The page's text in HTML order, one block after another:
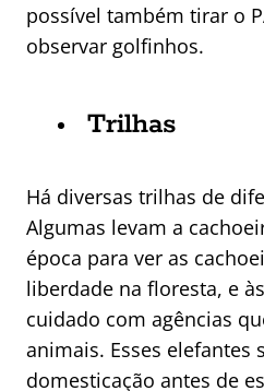
possível também tirar o
observar golfinhos.
Trilhas
Há diversas trilhas de
Algumas levam a
época para ver as
liberdade na floresta, e
cuidado com agências
animais. Esses
domesticação antes de